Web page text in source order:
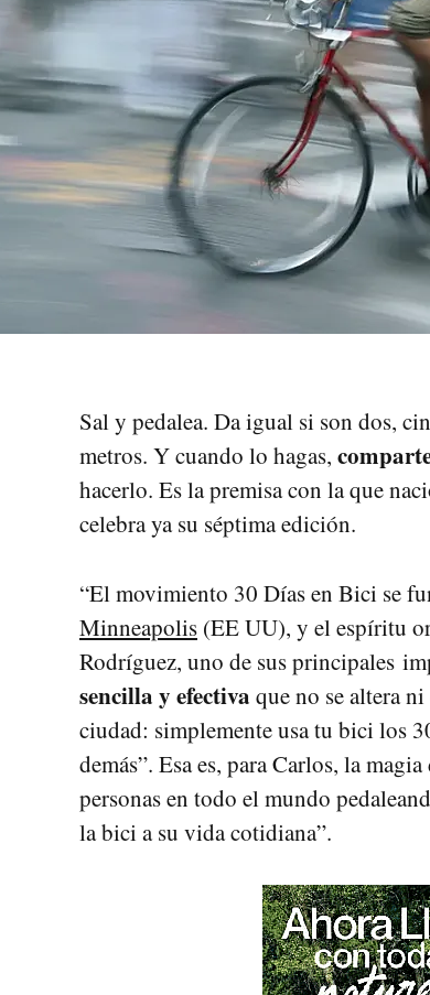
Sal y pedalea. Da igual si son dos,
metros. Y cuando lo hagas,
hacerlo. Es la premisa con la que
celebra ya su séptima edición.
“El movimiento 30 Días en Bici se
Minneapolis (EE UU), y el espíritu
Rodríguez, uno de sus principales
sencilla y efectiva que no se altera
ciudad: simplemente usa tu bici los
demás”. Esa es, para Carlos, la
personas en todo el mundo
la bici a su vida cotidiana”.